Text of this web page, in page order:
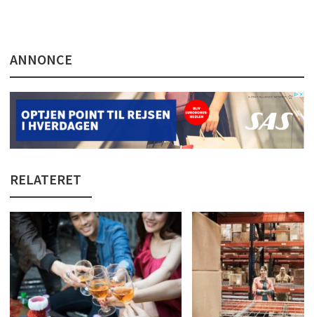
ANNONCE
RELATERET